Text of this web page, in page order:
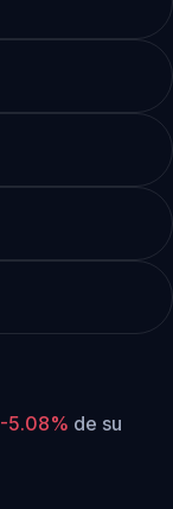
-5.08% de su